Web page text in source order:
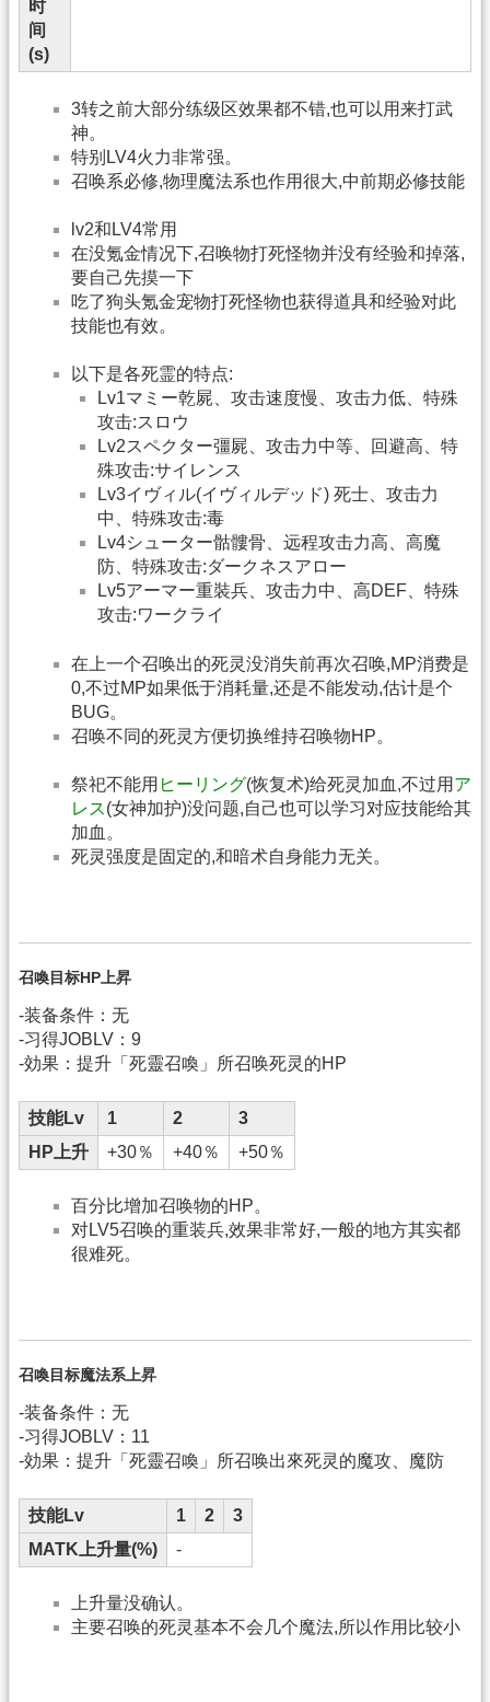
时
间
(s)
3转之前大部分练级区效果都不错,也可以用来打武
神。
特别LV4火力非常强。
召唤系必修,物理魔法系也作用很大,中前期必修技能
lv2和LV4常用
在没氪金情况下,召唤物打死怪物并没有经验和掉落,
要自己先摸一下
吃了狗头氪金宠物打死怪物也获得道具和经验对此
技能也有效。
以下是各死霊的特点:
Lv1マミー乾屍、攻击速度慢、攻击力低、特殊
攻击:スロウ
Lv2スペクター彊屍、攻击力中等、回避高、特
殊攻击:サイレンス
Lv3イヴィル(イヴィルデッド) 死士、攻击力
中、特殊攻击:毒
Lv4シューター骷髏骨、远程攻击力高、高魔
防、特殊攻击:ダークネスアロー
Lv5アーマー重裝兵、攻击力中、高DEF、特殊
攻击:ワークライ
在上一个召唤出的死灵没消失前再次召唤,MP消费是
0,不过MP如果低于消耗量,还是不能发动,估计是个
BUG。
召唤不同的死灵方便切换维持召唤物HP。
祭祀不能用 ヒーリング(恢复术)给死灵加血,不过用 ア
レス(女神加护)没问题,自己也可以学习对应技能给其
加血。
死灵强度是固定的,和暗术自身能力无关。
召喚目标HP上昇
-装备条件：无
-习得JOBLV：9
-効果：提升「死靈召喚」所召唤死灵的HP
技能Lv 1 2
3
HP上升
+30％ +40％ +50％
百分比增加召唤物的HP。
对LV5召唤的重装兵,效果非常好,一般的地方其实都
很难死。
召喚目标魔法系上昇
-装备条件：无
-习得JOBLV：11
-効果：提升「死靈召喚」所召唤出來死灵的魔攻、魔防
技能Lv 1 2
3
MATK上升量(%)
-
上升量没确认。
主要召唤的死灵基本不会几个魔法,所以作用比较小